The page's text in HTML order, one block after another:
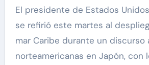
El presidente de Estados Unidos, Donald Trump,
se refirió este martes al
mar Caribe durante un discurso
norteamericanas en Japón, con